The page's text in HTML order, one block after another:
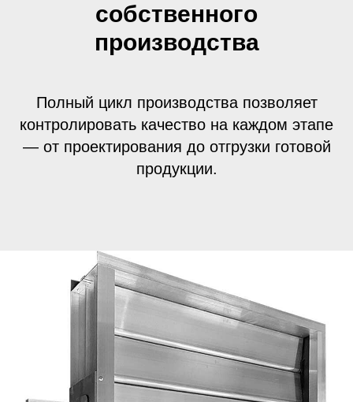
собственного
производства
Полный цикл производства позволяет
контролировать качество на каждом этапе
— от проектирования до отгрузки готовой
продукции.